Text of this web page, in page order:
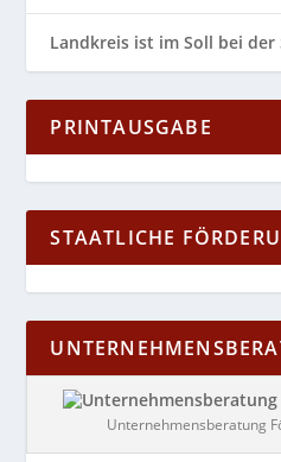
Landkreis ist im Soll bei
PRINTAUSGABE
STAATLICHE
Unternehmensberatung